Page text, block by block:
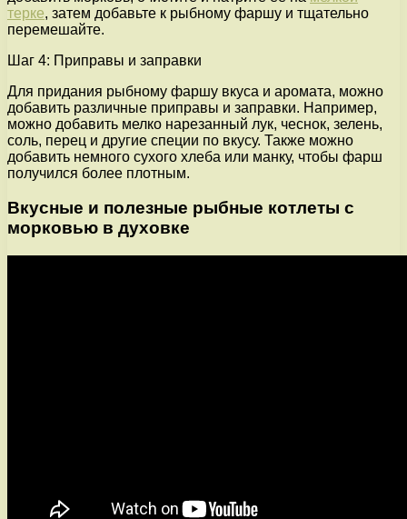
терке, затем добавьте к рыбному фаршу и тщательно
перемешайте.
Шаг 4: Приправы и заправки
Для придания рыбному фаршу вкуса и аромата, можно
добавить различные приправы и заправки. Например,
можно добавить мелко нарезанный лук, чеснок, зелень,
соль, перец и другие специи по вкусу. Также можно
добавить немного сухого хлеба или манку, чтобы фарш
получился более плотным.
Вкусные и полезные рыбные котлеты с
морковью в духовке